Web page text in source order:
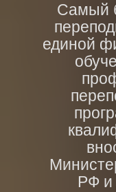
Самый
единой
РФ и